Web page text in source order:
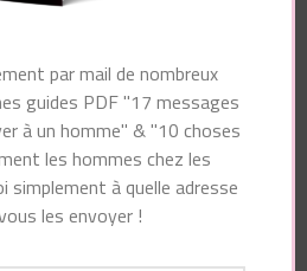
sexy (traits attirants
chez les femmes)
également aimer...
par mail de nombreux
guides PDF "17 messages
à un homme" & "10 choses
les hommes chez les
à quelle adresse
les envoyer !